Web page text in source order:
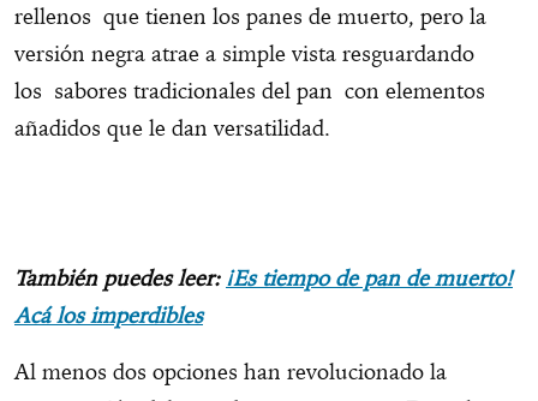
rellenos que tienen los panes de muerto, pero la
versión negra atrae a simple vista resguardando
los sabores tradicionales del pan con elementos
añadidos que le dan versatilidad.
También puedes leer: ¡Es tiempo de pan de muerto!
Acá los imperdibles
Al menos dos opciones han revolucionado la